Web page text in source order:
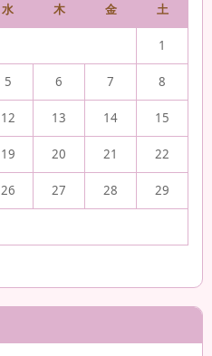
水 木 金 土
1
5 6 7 8
12 13 14 15
19 20 21 22
26 27 28 29